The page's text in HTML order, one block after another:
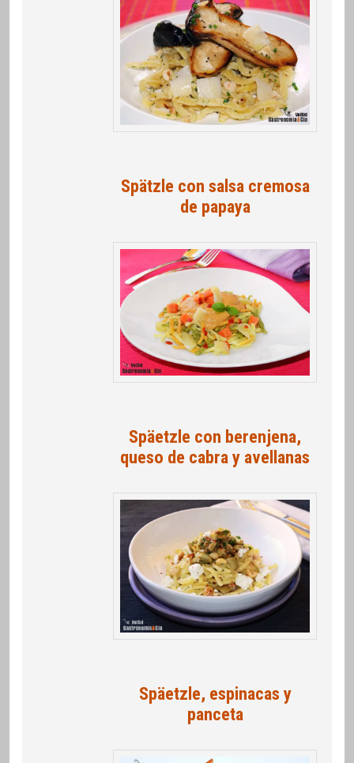
Spätzle con salsa cremosa
de papaya
Späetzle con berenjena,
queso de cabra y avellanas
Späetzle, espinacas y
panceta